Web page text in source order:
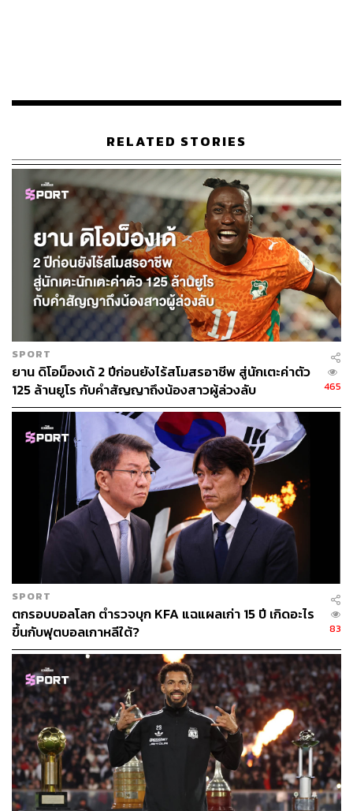
RELATED STORIES
SPORT
ยาน ดิโอม็องเด้ 2 ปีก่อนยังไร้สโมสรอาชีพ สู่นักเตะค่าตัว
125 ล้านยูโร กับคำสัญญาถึงน้องสาวผู้ล่วงลับ
465
SPORT
ตกรอบบอลโลก ตำรวจบุก KFA แฉแผลเก่า 15 ปี เกิดอะไร
ขึ้นกับฟุตบอลเกาหลีใต้?
83